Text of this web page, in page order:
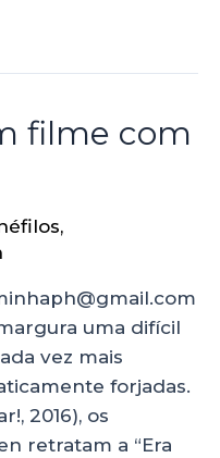
filme com
,
uma difícil
vez mais
forjadas.
2016), os
retratam a “Era